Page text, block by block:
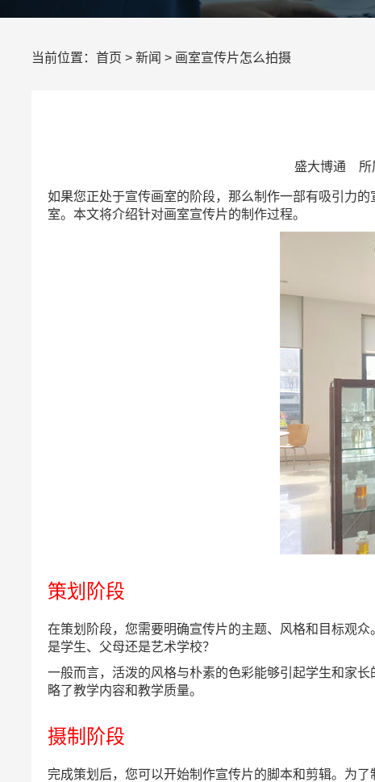
当前位置： 首页 > 新闻 > 画室宣传片怎么拍摄
盛大博通 所
如果您正处于宣传画室的阶段，那么制作一部有吸引力
室。本文将介绍针对画室宣传片的制作过程。
策划阶段
在策划阶段，您需要明确宣传片的主题、风格和目标观
是学生、父母还是艺术学校？
一般而言，活泼的风格与朴素的色彩能够引起学生和家
略了教学内容和教学质量。
摄制阶段
完成策划后，您可以开始制作宣传片的脚本和剪辑。为